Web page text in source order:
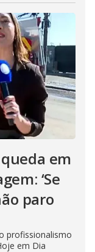
em
‘Se
paro
profissionalismo
em Dia